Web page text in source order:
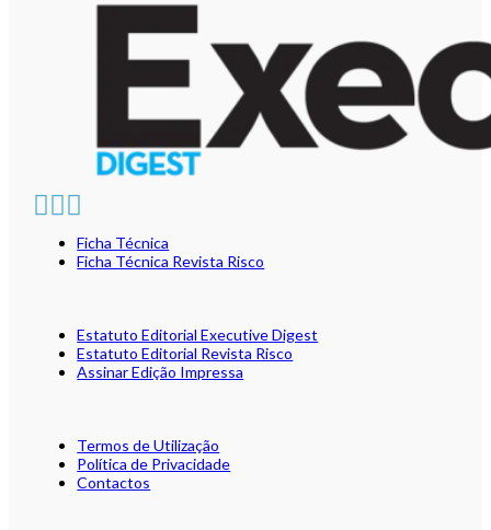
Ficha Técnica
Ficha Técnica Revista Risco
Estatuto Editorial Executive Digest
Estatuto Editorial Revista Risco
Assinar Edição Impressa
Termos de Utilização
Política de Privacidade
Contactos